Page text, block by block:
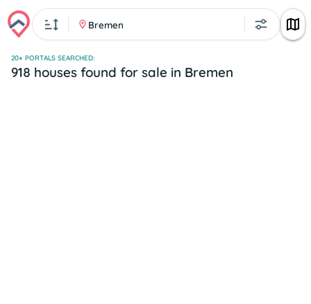
Bremen
20+ PORTALS SEARCHED:
918 houses found for sale in Bremen